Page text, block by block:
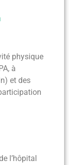
physique
à
et des
l’hôpital